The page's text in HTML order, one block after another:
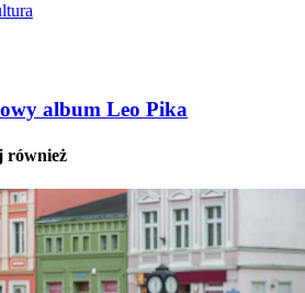
album Leo Pika
również